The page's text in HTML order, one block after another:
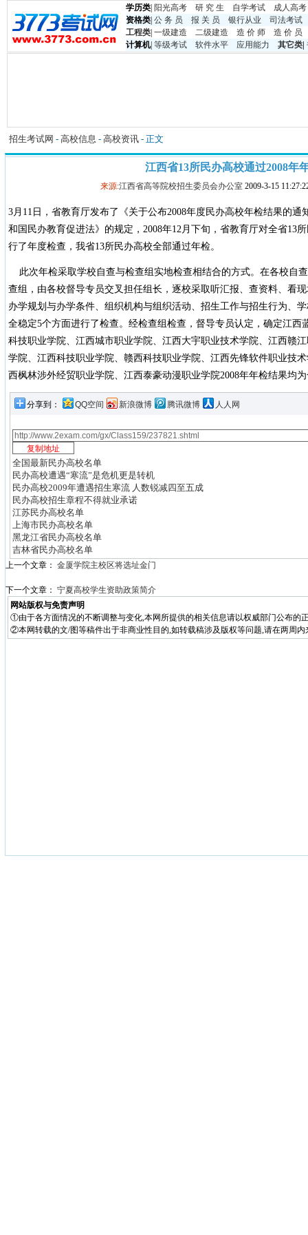
学历类 阳光高考 研 究 生 自学考试
成人高考
资格类 公 务 员 报 关 员 银行从业
司法考试
工程类 一级建造 二级建造 造 价 师
造 价 员
计算机| 等级考试 软件水平 应用能力 其它类
招生考试网 - 高校信息 - 高校资讯 - 正文
江西省13所民办高校通过2008年
来源:江西省高等院校招生委员会办公室 2009-3-15
3月11日，省教育厅发布了《关于公布2008年度民办高校年检结果的
和国民办教育促进法》的规定，2008年12月下旬，省教育厅对全省13
行了年度检查，我省13所民办高校全部通过年检。
此次年检采取学校自查与检查组实地检查相结合的方式。在各校自
查组，由各校督导专员交叉担任组长，逐校采取听汇报、查资料、看
办学规划与办学条件、组织机构与组织活动、招生工作与招生行为、
全稳定5个方面进行了检查。经检查组检查，督导专员认定，确定江西
科技职业学院、江西城市职业学院、江西大宇职业技术学院、江西赣
学院、江西科技职业学院、赣西科技职业学院、江西先锋软件职业技
西枫林涉外经贸职业学院、江西泰豪动漫职业学院2008年年检结果均
分享到： QQ空间 新浪微博 腾讯微博 人人网
全国最新民办高校名单
民办高校遭遇“寒流”是危机更是转机
民办高校2009年遭遇招生寒流 人数锐减四至五成
民办高校招生章程不得就业承诺
江苏民办高校名单
上海市民办高校名单
黑龙江省民办高校名单
吉林省民办高校名单
上一个文章： 金厦学院主校区将选址金门
下一个文章： 宁夏高校学生资助政策简介
网站版权与免责声明
①由于各方面情况的不断调整与变化,本网所提供的相关信息请以权威部门公布的
②本网转载的文/图等稿件出于非商业性目的,如转载稿涉及版权等问题,请在两周内